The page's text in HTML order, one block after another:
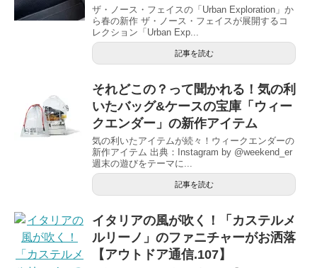
ザ・ノース・フェイスの「Urban Exploration」か
ら春の新作 ザ・ノース・フェイスが展開するコ
レクション「Urban Exp...
記事を読む
それどこの？って聞かれる！気の利
いたバッグ&ケースの宝庫「ウィー
クエンダー」の新作アイテム
気の利いたアイテムが続々！ウィークエンダーの
新作アイテム 出典：Instagram by @weekend_er
週末の遊びをテーマに...
記事を読む
イタリアの風が吹く！「カステルメ
ルリーノ」のファニチャーがお洒落
【アウトドア通信.107】